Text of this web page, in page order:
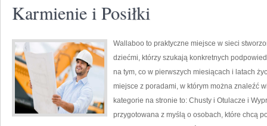
Karmienie i Posiłki
Wallaboo to praktyczne miejsce w sieci
dziećmi, którzy szukają konkretnych
na tym, co w pierwszych miesiącach i latach
miejsce z poradami, w którym można znaleźć
kategorie na stronie to: Chusty i Otulacze i
przygotowana z myślą o osobach, które chcą